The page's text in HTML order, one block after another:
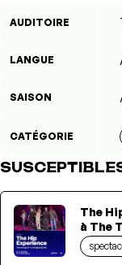
AUDITOIRE
LANGUE
SAISON
CATÉGORIE
The
à The